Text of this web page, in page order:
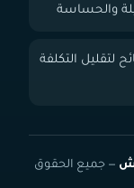
لتقليل التكلفة
— جميع الحقوق